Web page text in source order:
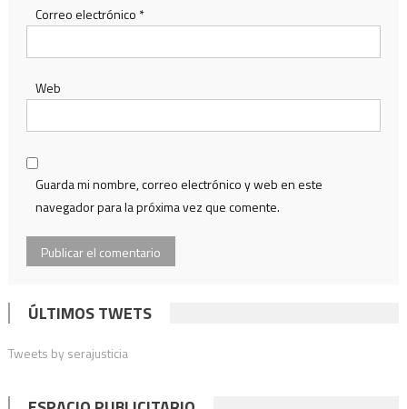
Correo electrónico *
Web
Guarda mi nombre, correo electrónico y web en este
navegador para la próxima vez que comente.
ÚLTIMOS TWETS
Tweets by serajusticia